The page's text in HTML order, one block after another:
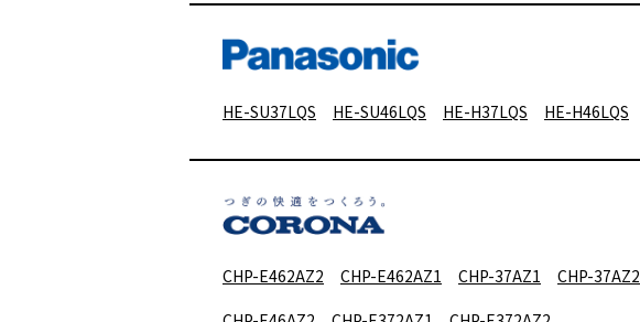
HE-SU37LQS HE-SU46LQS HE-H37LQS HE-H46LQS
CHP-E462AZ2 CHP-E462AZ1 CHP-37AZ1 CHP-37AZ2